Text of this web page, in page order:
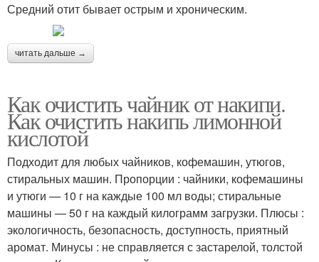
Средний отит бывает острым и хроническим.
читать дальше →
Как очистить чайник от накипи.
Как очистить накипь лимонной
кислотой
Подходит для любых чайников, кофемашин, утюгов,
стиральных машин. Пропорции : чайники, кофемашины
и утюги — 10 г на каждые 100 мл воды; стиральные
машины — 50 г на каждый килограмм загрузки. Плюсы :
экологичность, безопасность, доступность, приятный
аромат. Минусы : не справляется с застарелой, толстой